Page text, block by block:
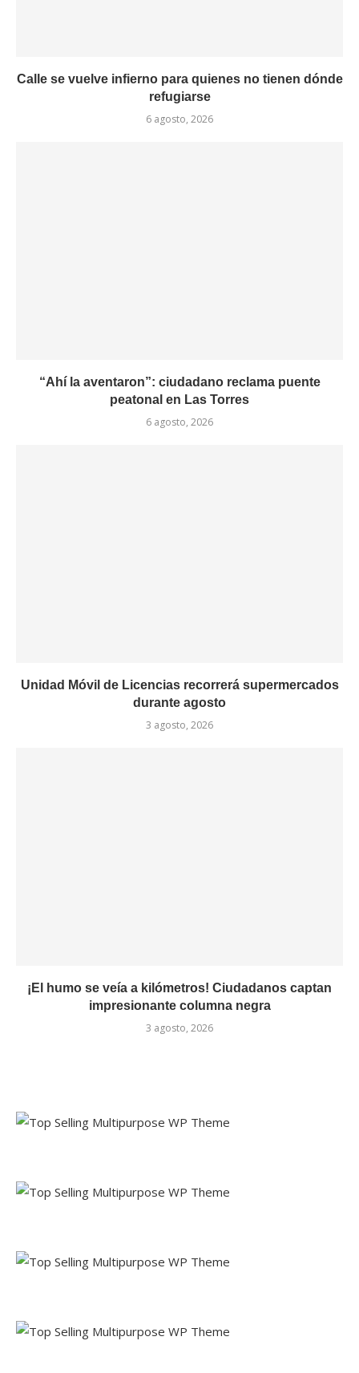
Calle se vuelve infierno para quienes no tienen dónde
refugiarse
6 agosto, 2026
“Ahí la aventaron”: ciudadano reclama puente
peatonal en Las Torres
6 agosto, 2026
Unidad Móvil de Licencias recorrerá supermercados
durante agosto
3 agosto, 2026
¡El humo se veía a kilómetros! Ciudadanos captan
impresionante columna negra
3 agosto, 2026